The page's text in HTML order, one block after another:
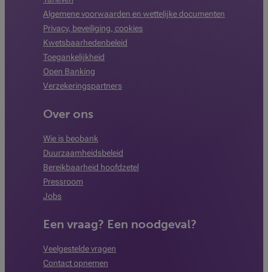
Algemene voorwaarden en wettelijke documenten
Privacy, beveiliging, cookies
Kwetsbaarhedenbeleid
Toegankelijkheid
Open Banking
Verzekeringspartners
Over ons
Wie is beobank
Duurzaamheidsbeleid
Bereikbaarheid hoofdzetel
Pressroom
Jobs
Een vraag? Een noodgeval?
Veelgestelde vragen
Contact opnemen